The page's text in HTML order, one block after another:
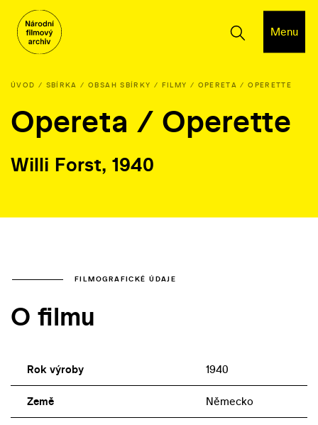
Menu
ÚVOD SBÍRKA OBSAH SBÍRKY FILMY OPERETA / OPERETTE
Opereta / Operette
Willi Forst, 1940
FILMOGRAFICKÉ ÚDAJE
O filmu
Rok výroby 1940
Země Německo